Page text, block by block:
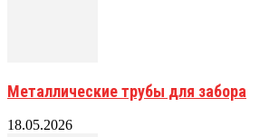
Металлические трубы для забора
18.05.2026